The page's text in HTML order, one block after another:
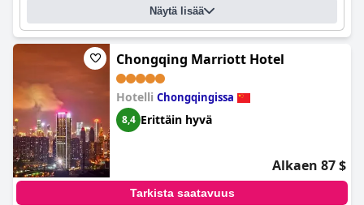
Näytä lisää
Chongqing Marriott Hotel
Hotelli Chongqingissa
8,4 Erittäin hyvä
Alkaen 87 $
Tarkista saatavuus